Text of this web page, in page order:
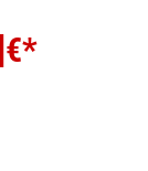
€*